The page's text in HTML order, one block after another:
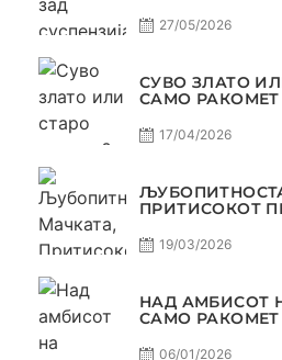
27/05/2026
СУВО ЗЛАТО
САМО РАКОМЕТ
17/04/2026
ПРИТИСОКОТ
19/03/2026
НАД АМБИСОТ
САМО РАКОМЕТ
06/01/2026